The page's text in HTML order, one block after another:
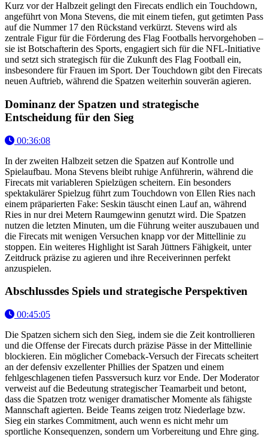
Kurz vor der Halbzeit gelingt den Firecats endlich ein Touchdown,
angeführt von Mona Stevens, die mit einem tiefen, gut getimten Pass
auf die Nummer 17 den Rückstand verkürzt. Stevens wird als
zentrale Figur für die Förderung des Flag Footballs hervorgehoben –
sie ist Botschafterin des Sports, engagiert sich für die NFL-Initiative
und setzt sich strategisch für die Zukunft des Flag Football ein,
insbesondere für Frauen im Sport. Der Touchdown gibt den Firecats
neuen Auftrieb, während die Spatzen weiterhin souverän agieren.
Dominanz der Spatzen und strategische
Entscheidung für den Sieg
00:36:08
In der zweiten Halbzeit setzen die Spatzen auf Kontrolle und
Spielaufbau. Mona Stevens bleibt ruhige Anführerin, während die
Firecats mit variableren Spielzügen scheitern. Ein besonders
spektakulärer Spielzug führt zum Touchdown von Ellen Ries nach
einem präparierten Fake: Seskin täuscht einen Lauf an, während
Ries in nur drei Metern Raumgewinn genutzt wird. Die Spatzen
nutzen die letzten Minuten, um die Führung weiter auszubauen und
die Firecats mit wenigen Versuchen knapp vor der Mittellinie zu
stoppen. Ein weiteres Highlight ist Sarah Jüttners Fähigkeit, unter
Zeitdruck präzise zu agieren und ihre Receiverinnen perfekt
anzuspielen.
Abschlussdes Spiels und strategische Perspektiven
00:45:05
Die Spatzen sichern sich den Sieg, indem sie die Zeit kontrollieren
und die Offense der Firecats durch präzise Pässe in der Mittellinie
blockieren. Ein möglicher Comeback-Versuch der Firecats scheitert
an der defensiv exzellenter Phillies der Spatzen und einem
fehlgeschlagenen tiefen Passversuch kurz vor Ende. Der Moderator
verweist auf die Bedeutung strategischer Teamarbeit und betont,
dass die Spatzen trotz weniger dramatischer Momente als fähigste
Mannschaft agierten. Beide Teams zeigen trotz Niederlage bzw.
Sieg ein starkes Commitment, auch wenn es nicht mehr um
sportliche Konsequenzen, sondern um Vorbereitung und Ehre ging.